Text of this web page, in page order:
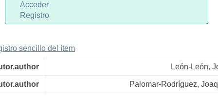
sencillo del ítem
León-León,
Palomar-Rodríguez,
Acceder
Registro